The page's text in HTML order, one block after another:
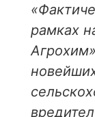
рамках